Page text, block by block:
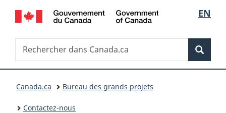
Passer
au
contenu
principal
Passer
à
la
version
HTML
simplifiée
é
l
EN
/
R
e
c
Rechercher
dans
V
o
Canada.ca Bureau des grands projets
Contactez-nous